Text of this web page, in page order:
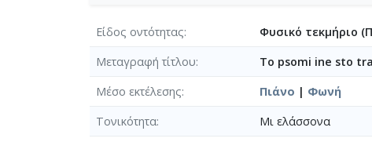
Είδος οντότητας
Φυσικό τεκμήριο
Μεταγραφή τίτλου
To psomi ine sto
Μέσο εκτέλεσης
Πιάνο | Φωνή
Τονικότητα
Μι ελάσσονα